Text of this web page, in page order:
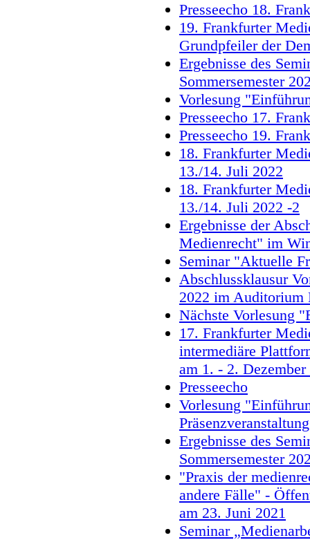
Presseecho 18.
19. Frankfurter
Grundpfeiler der
Ergebnisse des
Sommersemester
Vorlesung
Presseecho 17.
Presseecho 19.
18. Frankfurter
13./14. Juli 2022
18. Frankfurter
13./14. Juli 2022 -2
Ergebnisse der
Medienrecht" im
Seminar "Aktuelle
Abschlussklausur
2022 im Auditorium
Nächste Vorlesung
17. Frankfurter
intermediäre
am 1. - 2. Dezember
Presseecho
Vorlesung
Präsenzveranstaltung
Ergebnisse des
Sommersemester
"Praxis der
andere Fälle" -
am 23. Juni 2021
Seminar